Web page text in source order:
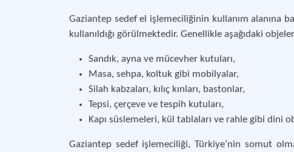
Gaziantep sedef el işlemeciliğinin kullanım alanına
kullanıldığı görülmektedir. Genellikle aşağıdaki
Sandık, ayna ve mücevher kutuları,
Masa, sehpa, koltuk gibi mobilyalar,
Silah kabzaları, kılıç kınları, bastonlar,
Tepsi, çerçeve ve tespih kutuları,
Kapı süslemeleri, kül tablaları ve rahle gibi dini
Gaziantep sedef işlemeciliği, Türkiye’nin somut